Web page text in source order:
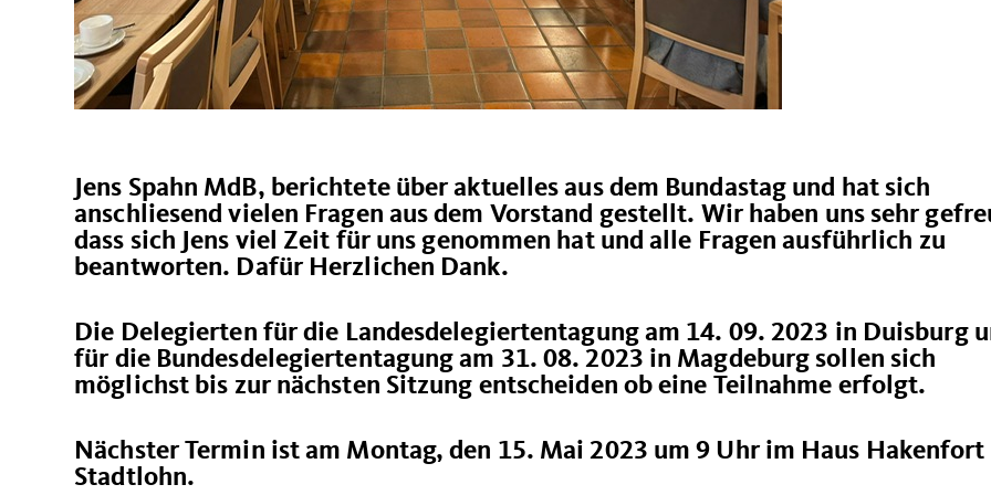
Jens Spahn MdB, berichtete über aktuelles aus dem Bundastag und hat sich
anschliesend vielen Fragen aus dem Vorstand gestellt. Wir haben uns sehr
dass sich Jens viel Zeit für uns genommen hat und alle Fragen ausführlich zu
beantworten. Dafür Herzlichen Dank.
Die Delegierten für die Landesdelegiertentagung am 14. 09. 2023 in Duisburg
für die Bundesdelegiertentagung am 31. 08. 2023 in Magdeburg sollen sich
möglichst bis zur nächsten Sitzung entscheiden ob eine Teilnahme erfolgt.
Nächster Termin ist am Montag, den 15. Mai 2023 um 9 Uhr im Haus Hakenfort
Stadtlohn.